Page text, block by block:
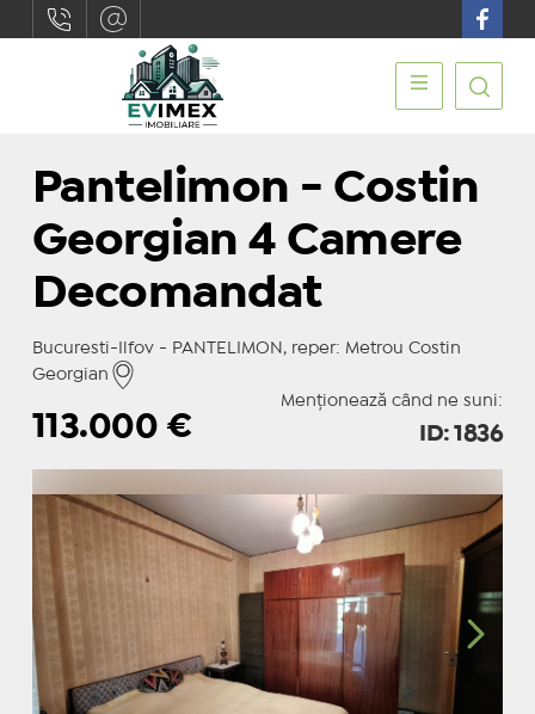
Pantelimon - Costin
Georgian 4 Camere
Decomandat
Bucuresti-Ilfov - PANTELIMON, reper: Metrou Costin
Georgian
Menționează când ne suni:
113.000 € ID: 1836